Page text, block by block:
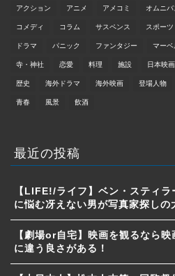
アクション アニメ アメコミ オムニバ
コメディ コラム サスペンス スポーツ
ドラマ パニック ファンタジー マーベ
寺・神社 恋愛 料理 施設 日本映画
歴史 海外ドラマ 海外映画 登場人物
青春 風景 飲酒
最近の投稿
【LIFE!/ライフ】ベン・スティ
に悩む冴えない男が写真家探しの
【劇場or自宅】映画を観るなら
に違う良さがある！